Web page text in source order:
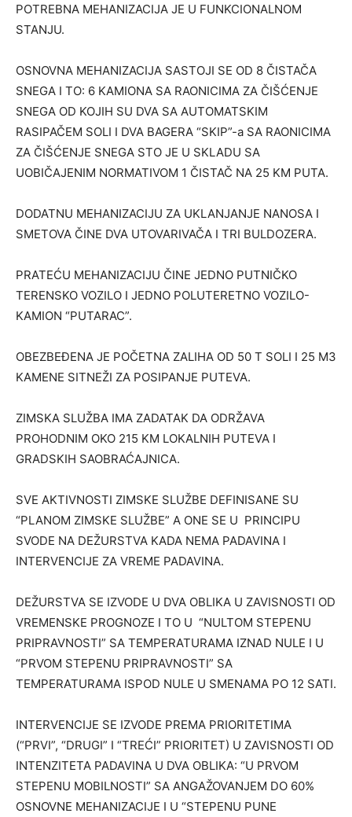
POTREBNA MEHANIZACIJA JE U FUNKCIONALNOM
STANJU.
OSNOVNA MEHANIZACIJA SASTOJI SE OD 8 ČISTAČA
SNEGA I TO: 6 KAMIONA SA RAONICIMA ZA ČIŠĆENJE
SNEGA OD KOJIH SU DVA SA AUTOMATSKIM
RASIPAČEM SOLI I DVA BAGERA “SKIP”-a SA RAONICIMA
ZA ČIŠĆENJE SNEGA STO JE U SKLADU SA
UOBIČAJENIM NORMATIVOM 1 ČISTAČ NA 25 KM PUTA.
DODATNU MEHANIZACIJU ZA UKLANJANJE NANOSA I
SMETOVA ČINE DVA UTOVARIVAČA I TRI BULDOZERA.
PRATEĆU MEHANIZACIJU ČINE JEDNO PUTNIČKO
TERENSKO VOZILO I JEDNO POLUTERETNO VOZILO-
KAMION “PUTARAC”.
OBEZBEĐENA JE POČETNA ZALIHA OD 50 T SOLI I 25 M3
KAMENE SITNEŽI ZA POSIPANJE PUTEVA.
ZIMSKA SLUŽBA IMA ZADATAK DA ODRŽAVA
PROHODNIM OKO 215 KM LOKALNIH PUTEVA I
GRADSKIH SAOBRAĆAJNICA.
SVE AKTIVNOSTI ZIMSKE SLUŽBE DEFINISANE SU
“PLANOM ZIMSKE SLUŽBE” A ONE SE U PRINCIPU
SVODE NA DEŽURSTVA KADA NEMA PADAVINA I
INTERVENCIJE ZA VREME PADAVINA.
DEŽURSTVA SE IZVODE U DVA OBLIKA U ZAVISNOSTI OD
VREMENSKE PROGNOZE I TO U “NULTOM STEPENU
PRIPRAVNOSTI” SA TEMPERATURAMA IZNAD NULE I U
“PRVOM STEPENU PRIPRAVNOSTI” SA
TEMPERATURAMA ISPOD NULE U SMENAMA PO 12 SATI.
INTERVENCIJE SE IZVODE PREMA PRIORITETIMA
(“PRVI”, “DRUGI” I “TREĆI” PRIORITET) U ZAVISNOSTI OD
INTENZITETA PADAVINA U DVA OBLIKA: “U PRVOM
STEPENU MOBILNOSTI” SA ANGAŽOVANJEM DO 60%
OSNOVNE MEHANIZACIJE I U “STEPENU PUNE